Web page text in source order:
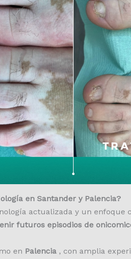
en Santander y Palencia?
actualizada y un enfoque
futuros episodios de
en Palencia, con amplia